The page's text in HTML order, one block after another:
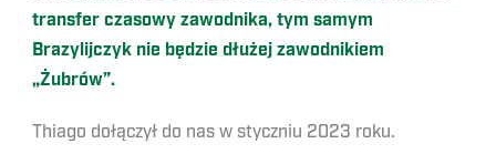
transfer czasowy zawodnika, tym samym
Brazylijczyk nie będzie dłużej zawodnikiem
„Żubrów”.
Thiago dołączył do nas w styczniu 2023 roku.